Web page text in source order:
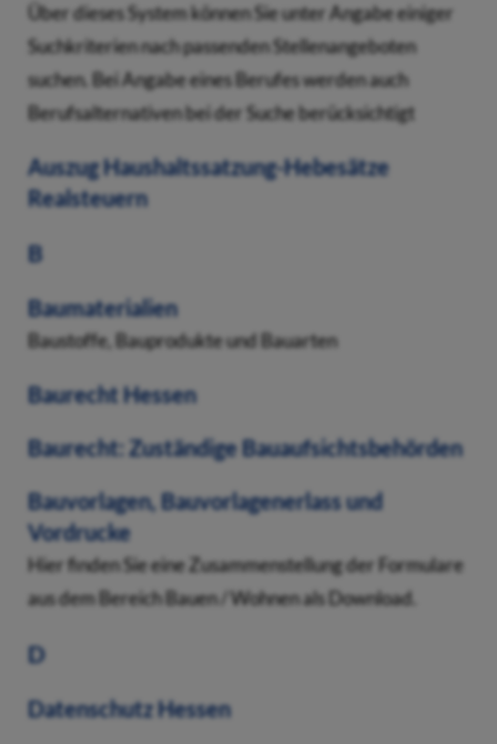
Über dieses System können Sie unter Angabe einiger
Suchkriterien nach passenden Stellenangeboten
suchen. Bei Angabe eines Berufes werden auch
Berufsalternativen bei der Suche berücksichtigt
Auszug Haushaltssatzung-Hebesätze
Realsteuern
B
Baumaterialien
Baustoffe, Bauprodukte und Bauarten
Baurecht Hessen
Baurecht: Zuständige Bauaufsichtsbehörden
Bauvorlagen, Bauvorlagenerlass und
Vordrucke
Hier finden Sie eine Zusammenstellung der Formulare
aus dem Bereich Bauen / Wohnen als Download.
D
Datenschutz Hessen